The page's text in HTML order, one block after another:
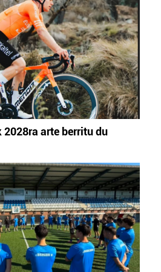
adierazpenean.
propioak eta hirugarrenen cookie-
Zure esperientzia eta
cookie teknologiaz
onartuz gero, teknologia hori
ematen diguzu.Gehiago
2028ra arte berritu du